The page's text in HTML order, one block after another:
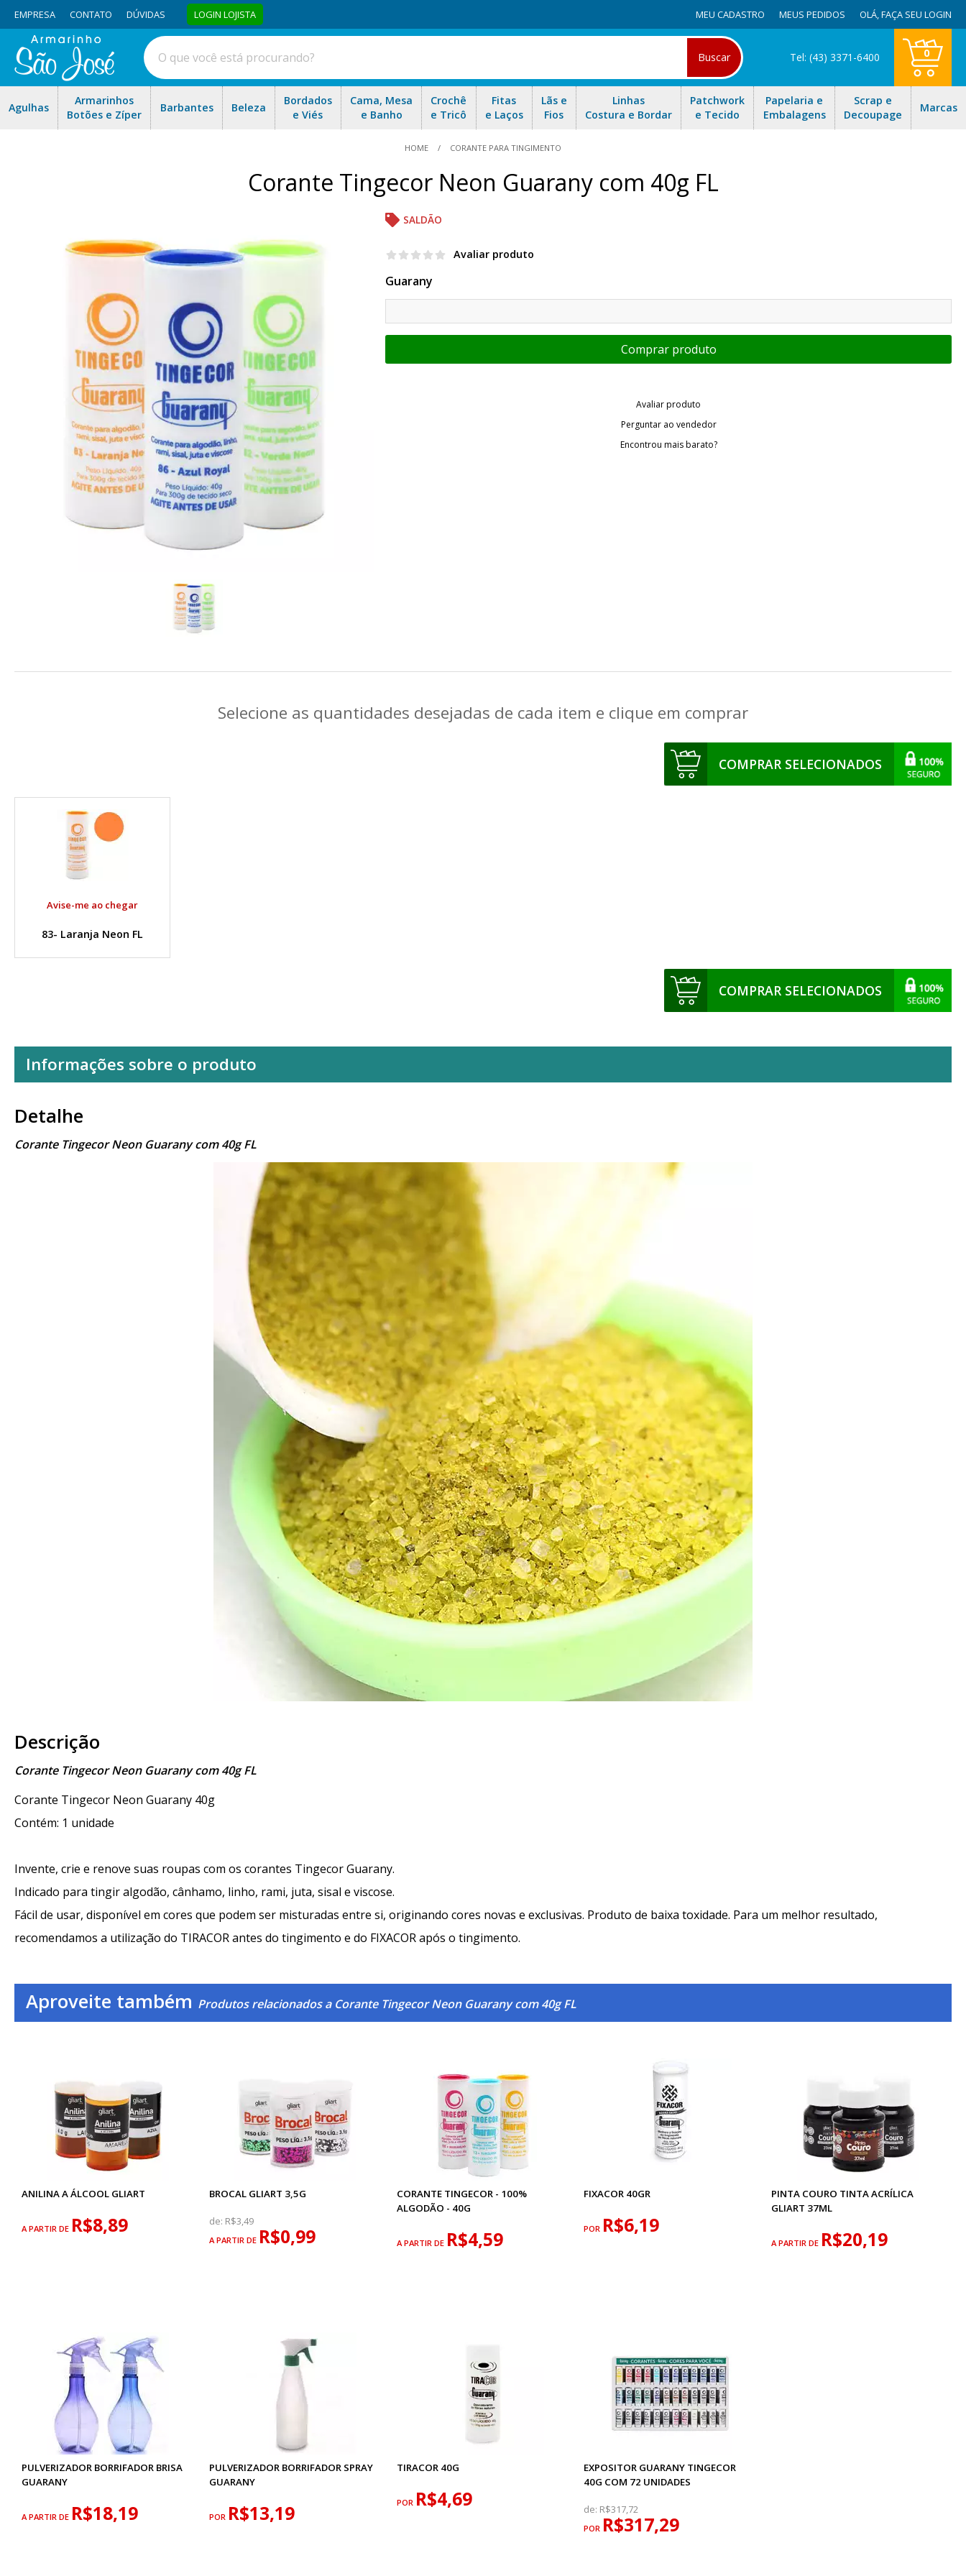
EMPRESA CONTATO DÚVIDAS LOGIN LOJISTA MEU CADASTRO MEUS PEDIDOS OLÁ,FAÇA SEU LOGIN
Buscar Tel: (43) 3371-6400 0
Agulhas
Armarinhos
Botões e Zíper
Barbantes Beleza
Bordados
e Viés
Cama, Mesa
e Banho
Crochê
e Tricô
Fitas
e Laços
Lãs e
Fios
Linhas
Costura e Bordar
Patchwork
e Tecido
Papelaria e
Embalagens
Scrap e
Decoupage
Marcas
HOME CORANTE PARA TINGIMENTO
Corante Tingecor Neon Guarany com 40g FL
SALDÃO
Avaliar produto
Guarany
Avaliar produto
Perguntar ao vendedor
Encontrou mais barato?
Selecione as quantidades desejadas de cada item e clique em comprar
COMPRAR SELECIONADOS
Avise-me ao chegar
83- Laranja Neon FL
COMPRAR SELECIONADOS
Informações sobre o produto
Detalhe
Corante Tingecor Neon Guarany com 40g FL
Descrição
Corante Tingecor Neon Guarany com 40g FL
Corante Tingecor Neon Guarany 40g
Contém: 1 unidade
Invente, crie e renove suas roupas com os corantes Tingecor Guarany.
Indicado para tingir algodão, cânhamo, linho, rami, juta, sisal e viscose.
Fácil de usar, disponível em cores que podem ser misturadas entre si, originando cores novas e exclusivas. Produto de baixa toxidade. Para um melhor resultado,
recomendamos a utilização do TIRACOR antes do tingimento e do FIXACOR após o tingimento.
Aproveite também Produtos relacionados a Corante Tingecor Neon Guarany com 40g FL
ANILINA A ÁLCOOL GLIART
A PARTIR DE R$8,89
BROCAL GLIART 3,5G
de: R$3,49
A PARTIR DE R$0,99
CORANTE TINGECOR - 100%
ALGODÃO - 40G
A PARTIR DE R$4,59
FIXACOR 40GR
POR R$6,19
PINTA COURO TINTA ACRÍLICA
GLIART 37ML
A PARTIR DE R$20,19
PULVERIZADOR BORRIFADOR BRISA
GUARANY
A PARTIR DE R$18,19
PULVERIZADOR BORRIFADOR SPRAY
GUARANY
POR R$13,19
TIRACOR 40G
POR R$4,69
EXPOSITOR GUARANY TINGECOR
40G COM 72 UNIDADES
de: R$317,72
POR R$317,29